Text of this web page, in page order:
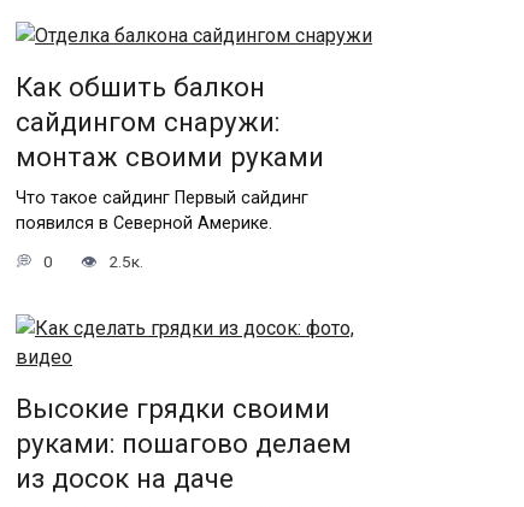
Как обшить балкон
сайдингом снаружи:
монтаж своими руками
Что такое сайдинг Первый сайдинг
появился в Северной Америке.
0 2.5к.
Высокие грядки своими
руками: пошагово делаем
из досок на даче